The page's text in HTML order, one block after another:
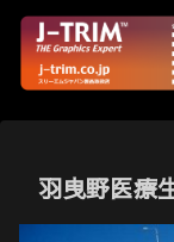
羽曳野医療